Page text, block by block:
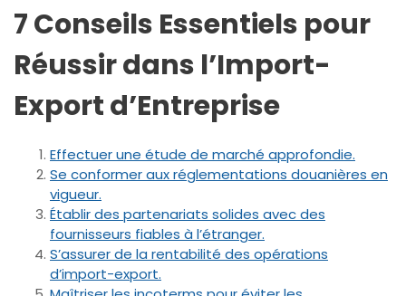
7 Conseils Essentiels pour
Réussir dans l’Import-
Export d’Entreprise
Effectuer une étude de marché approfondie.
Se conformer aux réglementations douanières en
vigueur.
Établir des partenariats solides avec des
fournisseurs fiables à l’étranger.
S’assurer de la rentabilité des opérations
d’import-export.